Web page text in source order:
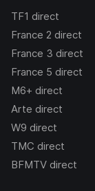
TF1 direct
France 2 direct
France 3 direct
France 5 direct
M6+ direct
Arte direct
W9 direct
TMC direct
BFMTV direct